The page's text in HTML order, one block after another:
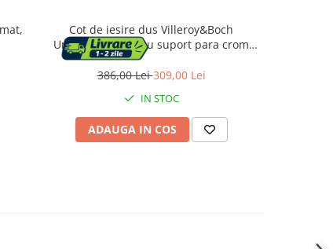
Cot de iesire dus Villeroy&Boch
Universal patrat cu suport para crom
lucios
386,00 Lei309,00 Lei
IN STOC
ADAUGA IN COS